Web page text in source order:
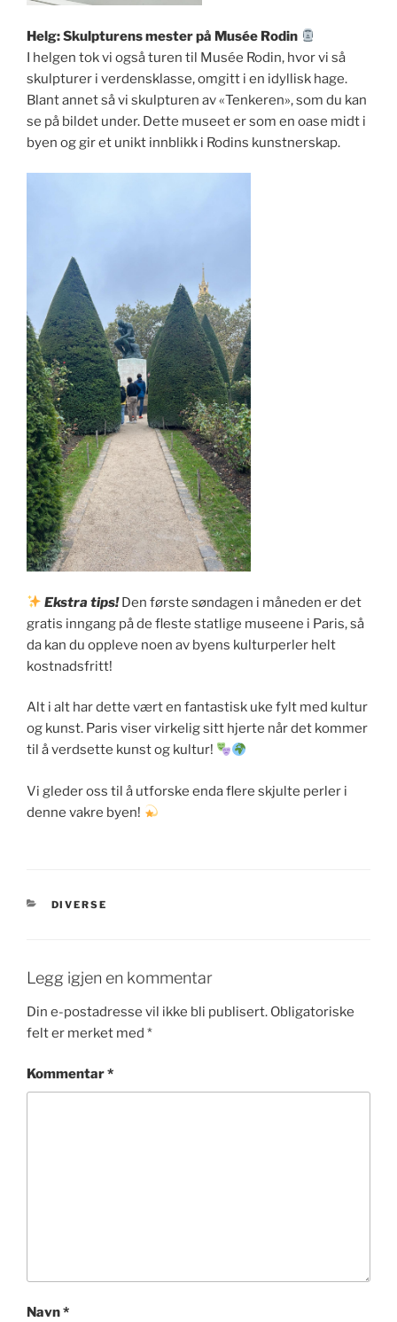
Helg: Skulpturens mester på Musée Rodin
I helgen tok vi også turen til Musée Rodin, hvor vi så
skulpturer i verdensklasse, omgitt i en idyllisk hage.
Blant annet så vi skulpturen av «Tenkeren», som du kan
se på bildet under. Dette museet er som en oase midt i
byen og gir et unikt innblikk i Rodins kunstnerskap.
Ekstra tips!Den første søndagen i måneden er det
gratis inngang på de fleste statlige museene i Paris, så
da kan du oppleve noen av byens kulturperler helt
kostnadsfritt!
Alt i alt har dette vært en fantastisk uke fylt med kultur
og kunst. Paris viser virkelig sitt hjerte når det kommer
til å verdsette kunst og kultur!
Vi gleder oss til å utforske enda flere skjulte perler i
denne vakre byen!
KATEGORIER
DIVERSE
Legg igjen en kommentar
Din e-postadresse vil ikke bli publisert. Obligatoriske
felt er merket med *
Kommentar*
Navn*